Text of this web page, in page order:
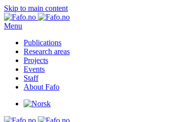
Skip to main content
Menu
Publications
Research areas
Projects
Events
Staff
About Fafo